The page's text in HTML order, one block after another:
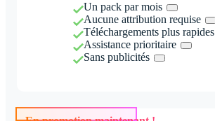
Un pack par mois
Aucune attribution requise
Téléchargements plus rapides
Assistance prioritaire
Sans publicités
En promotion maintenant !